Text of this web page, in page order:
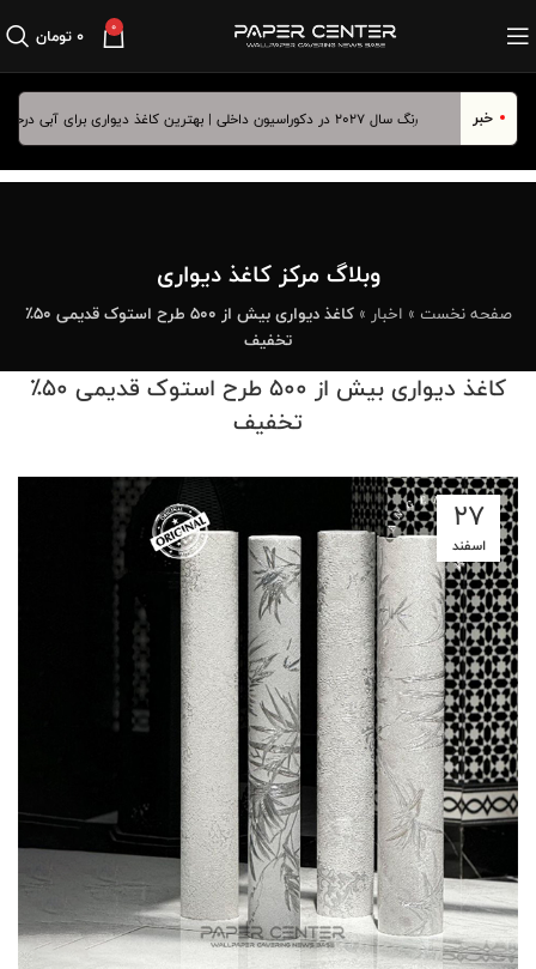
0 ۰تومان
خبر رنگ سال ۲۰۲۷ در دکوراسیون داخلی | بهترین کاغذ دیواری برای آبی درخشان
وبلاگ مرکز کاغذ دیواری
صفحه نخست » اخبار »
کاغذ دیواری بیش از ۵۰۰ طرح استوک قدیمی ۵۰٪
تخفیف
کاغذ دیواری بیش از 500 طرح استوک قدیمی 50٪
تخفیف
27
اسفند